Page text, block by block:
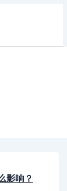
影响？